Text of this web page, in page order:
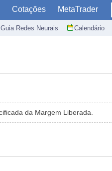
Cotações MetaTrader
Guia Redes Neurais Calendário
da Margem Liberada.